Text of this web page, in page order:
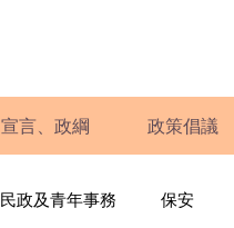
宣言、政綱 政策倡議
民政及青年事務 保安